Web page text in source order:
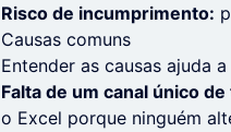
Risco de incumprimento:
Causas comuns
Entender as causas ajuda
Falta de um canal único
o Excel porque ninguém